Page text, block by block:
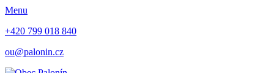
Menu
+420 799 018 840
ou@palonin.cz